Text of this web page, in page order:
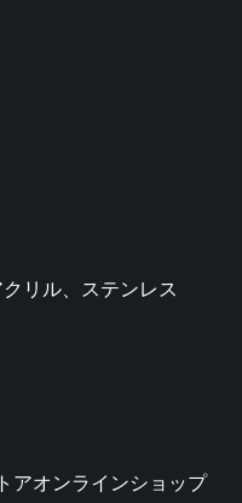
リル、ステンレス
アオンラインショップ